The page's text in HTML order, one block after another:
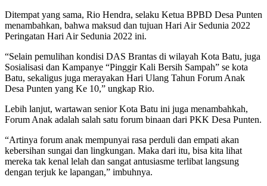
Ditempat yang sama, Rio Hendra, selaku Ketua BPBD Desa Punten
menambahkan, bahwa maksud dan tujuan Hari Air Sedunia 2022
Peringatan Hari Air Sedunia 2022 ini.
“Selain pemulihan kondisi DAS Brantas di wilayah Kota Batu, juga
Sosialisasi dan Kampanye “Pinggir Kali Bersih Sampah” se kota
Batu, sekaligus juga merayakan Hari Ulang Tahun Forum Anak
Desa Punten yang Ke 10,” ungkap Rio.
Lebih lanjut, wartawan senior Kota Batu ini juga menambahkah,
Forum Anak adalah salah satu forum binaan dari PKK Desa Punten.
“Artinya forum anak mempunyai rasa perduli dan empati akan
kebersihan sungai dan lingkungan. Maka dari itu, bisa kita lihat
mereka tak kenal lelah dan sangat antusiasme terlibat langsung
dengan terjuk ke lapangan,” imbuhnya.